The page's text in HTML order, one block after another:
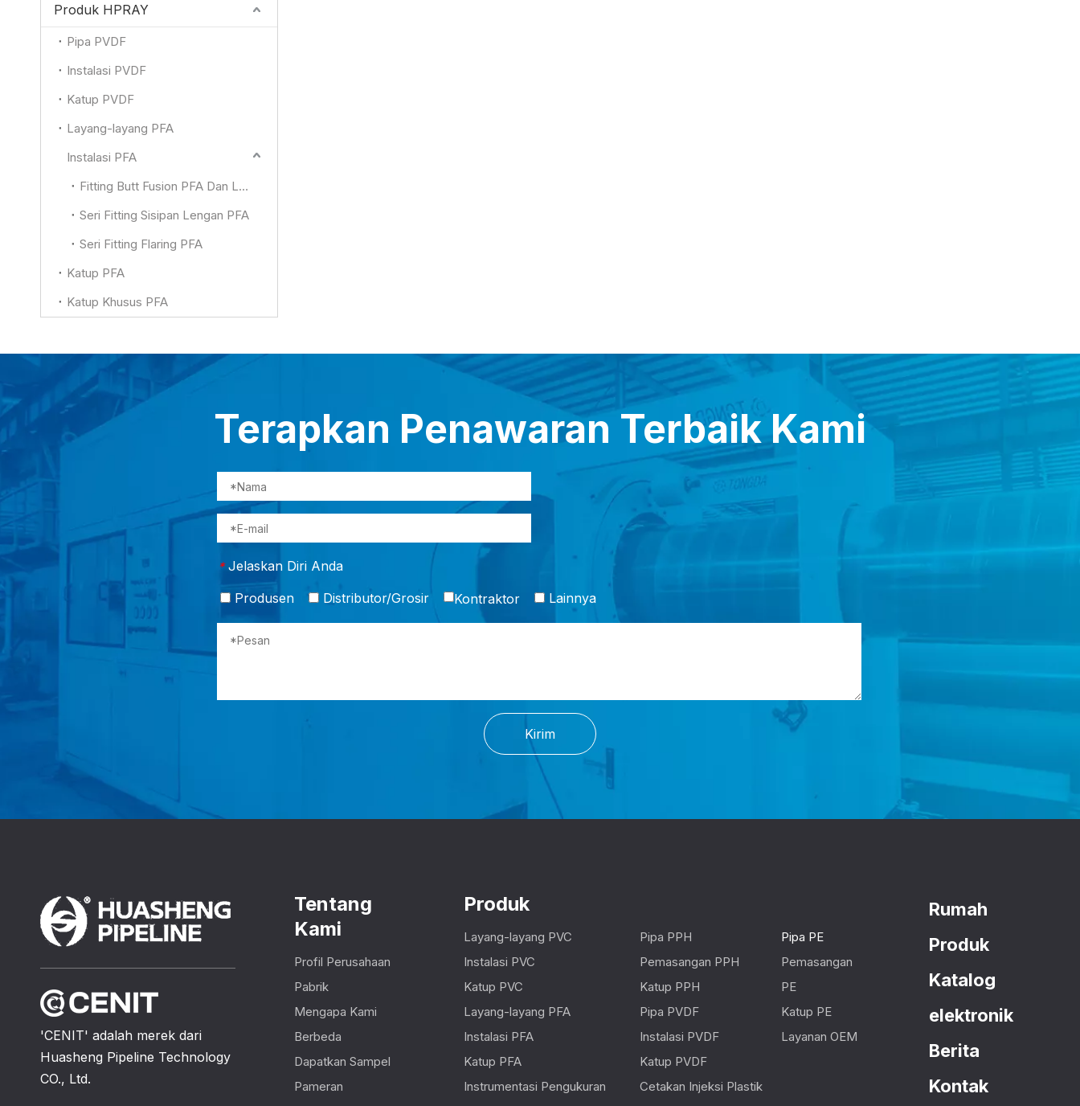
Produk HPRAY
Pipa PVDF
Instalasi PVDF
Katup PVDF
Layang-layang PFA
Instalasi PFA
Fitting Butt Fusion PFA Dan Lainnya
Seri Fitting Sisipan Lengan PFA
Seri Fitting Flaring PFA
Katup PFA
Katup Khusus PFA
Terapkan Penawaran Terbaik Kami
* Jelaskan Diri Anda
Produsen Distributor/Grosir Kontraktor Lainnya
Kirim
'CENIT' adalah merek dari
Huasheng Pipeline Technology
CO., Ltd.
Tentang
Kami
Profil Perusahaan
Pabrik
Mengapa Kami
Berbeda
Dapatkan Sampel
Pameran
Produk
Layang-layang PVC
Instalasi PVC
Katup PVC
Layang-layang PFA
Instalasi PFA
Katup PFA
Instrumentasi Pengukuran
Pipa PPH
Pemasangan PPH
Katup PPH
Pipa PVDF
Instalasi PVDF
Katup PVDF
Cetakan Injeksi Plastik
Pipa PE
Pemasangan
PE
Katup PE
Layanan OEM
Rumah
Produk
Katalog
elektronik
Berita
Kontak